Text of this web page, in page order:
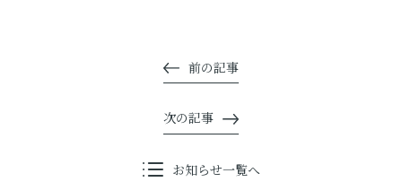
前の記事
お知らせ一覧へ
次の記事